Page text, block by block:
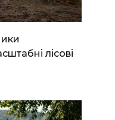
лісові